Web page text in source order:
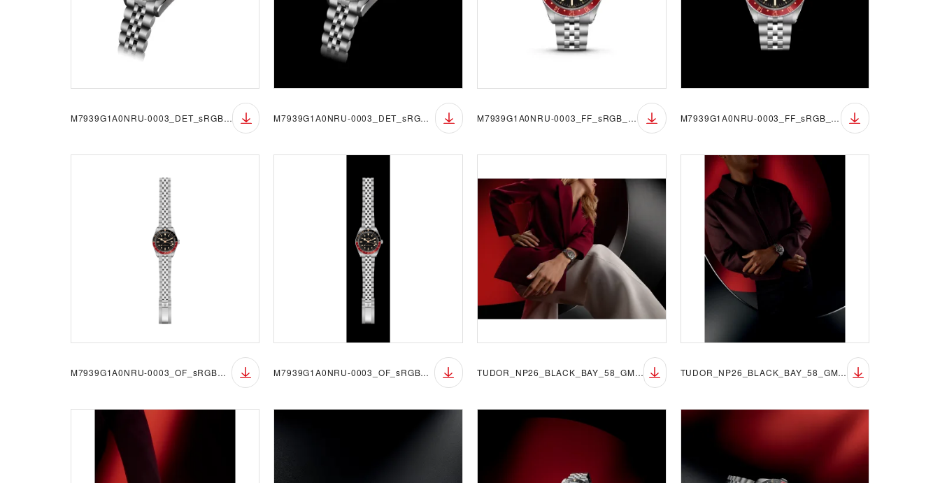
M7939G1A0NRU-0003_DET_sRGB_BGW M7939G1A0NRU-0003_DET_sRGB_BGB M7939G1A0NRU-0003_FF_sRGB_BGW M7939G1A0NRU-0003_FF_sRGB_BGB
M7939G1A0NRU-0003_OF_sRGB_BGW M7939G1A0NRU-0003_OF_sRGB_BGB TUDOR_NP26_BLACK_BAY_58_GMT_LIFESTYLE_1 TUDOR_NP26_BLACK_BAY_58_GMT_LIFESTYLE_2